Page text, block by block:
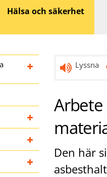
Hälsa och säkerhet
Lyssna
Den här